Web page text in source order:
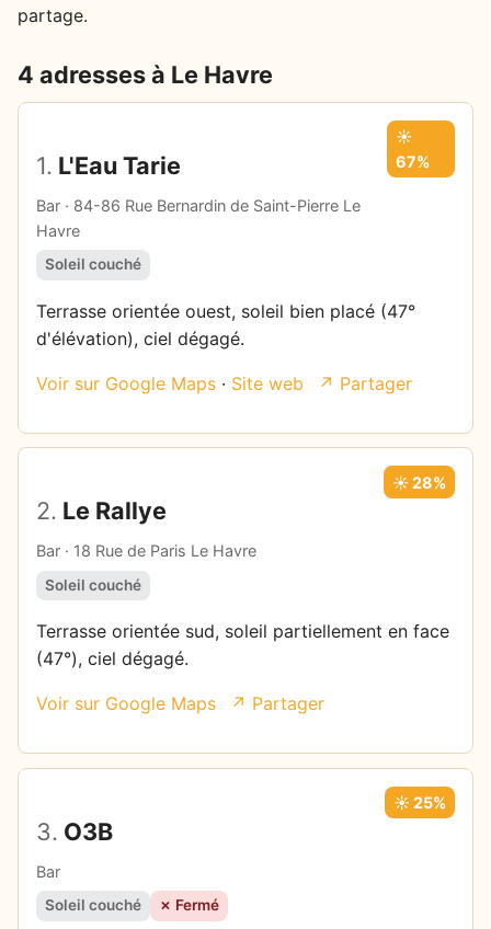
partage.
4 adresses à Le Havre
1. L'Eau Tarie
Bar · 84-86 Rue Bernardin de Saint-Pierre Le
Havre
☀️
67%
Soleil couché
Terrasse orientée ouest, soleil bien placé (47°
d'élévation), ciel dégagé.
Voir sur Google Maps · Site web ↗ Partager
2. Le Rallye
Bar · 18 Rue de Paris Le Havre
☀️ 28%
Soleil couché
Terrasse orientée sud, soleil partiellement en face
(47°), ciel dégagé.
Voir sur Google Maps ↗ Partager
3. O3B
Bar
☀️ 25%
Soleil couché ✗ Fermé